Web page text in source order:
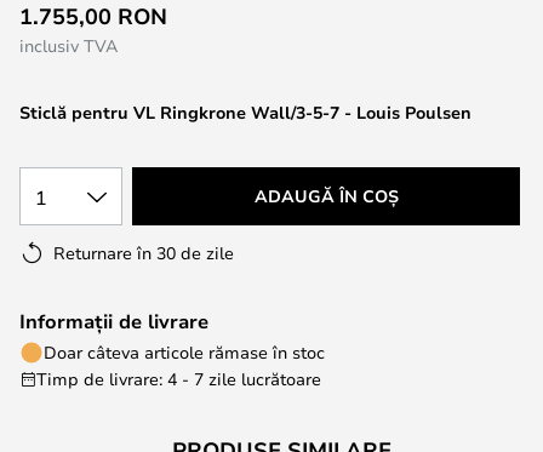
to
the
of
images
gallery
Sticlă pentru VL Ringkrone Wall/3-5-7 - Louis Poulsen
1.755,00 RON
inclusiv TVA
1 ADAUGĂ ÎN COȘ
Returnare în 30 de zile
Informații de livrare
Doar câteva articole rămase în stoc
Timp de livrare: 4 - 7 zile lucrătoare